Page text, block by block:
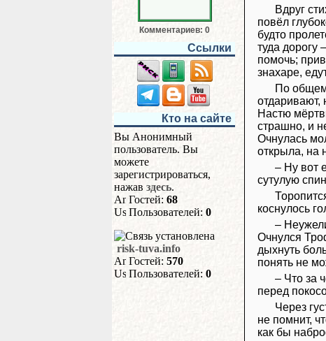
Комментариев: 0
Ссылки
Кто на сайте
Вы Анонимный
пользователь. Вы
можете
зарегистрироваться,
нажав здесь.
Гостей: 68
Пользователей: 0
risk-tuva.info
Гостей: 570
Пользователей: 0
Вдруг
повёл
будто
туда дорогу
помочь;
знахаре,
По
отдаривают,
Настю
страшно, и
Очнулась
открыла, на
– Ну вот
сутулую
коснулось
–
Очнулся
дыхнуть
понять не
– Что за
перед
Через
не помнит,
как бы